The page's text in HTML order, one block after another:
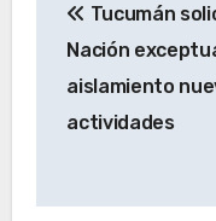
Tucumán
Nación
aislamiento
actividades